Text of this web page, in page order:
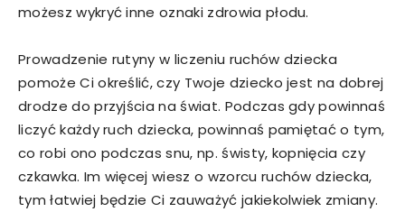
możesz wykryć inne oznaki zdrowia płodu.
Prowadzenie rutyny w liczeniu ruchów dziecka
pomoże Ci określić, czy Twoje dziecko jest na dobrej
drodze do przyjścia na świat. Podczas gdy powinnaś
liczyć każdy ruch dziecka, powinnaś pamiętać o tym,
co robi ono podczas snu, np. świsty, kopnięcia czy
czkawka. Im więcej wiesz o wzorcu ruchów dziecka,
tym łatwiej będzie Ci zauważyć jakiekolwiek zmiany.